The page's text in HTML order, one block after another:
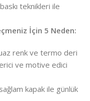
teknikleri ile
İçin 5 Neden:
renk ve termo deri
ve motive edici
kapak ile günlük